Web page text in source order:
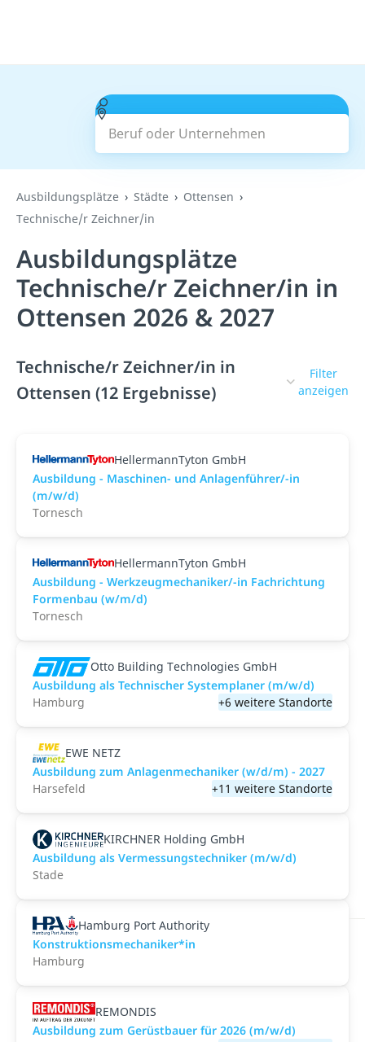
Beruf oder Unternehmen
Suchen
Ausbildungsplätze Städte
Ottensen
Technische/r Zeichner/in
Ausbildungsplätze
Technische/r Zeichner/in in
Ottensen 2026 & 2027
Technische/r Zeichner/in in
Ottensen (12 Ergebnisse)
Filter
anzeigen
HellermannTyton GmbH
Ausbildung - Maschinen- und Anlagenführer/-in
(m/w/d)
Tornesch
HellermannTyton GmbH
Ausbildung - Werkzeugmechaniker/-in Fachrichtung
Formenbau (w/m/d)
Tornesch
Otto Building Technologies GmbH
Ausbildung als Technischer Systemplaner (m/w/d)
Hamburg
+6 weitere Standorte
EWE NETZ
Ausbildung zum Anlagenmechaniker (w/d/m) - 2027
Harsefeld
+11 weitere Standorte
KIRCHNER Holding GmbH
Ausbildung als Vermessungstechniker (m/w/d)
Stade
Hamburg Port Authority
Konstruktionsmechaniker*in
Hamburg
REMONDIS
Ausbildung zum Gerüstbauer für 2026 (m/w/d)